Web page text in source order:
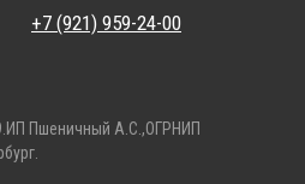
+7 (921) 959-24-00
ИП Пшеничный А.С.,ОГРНИП